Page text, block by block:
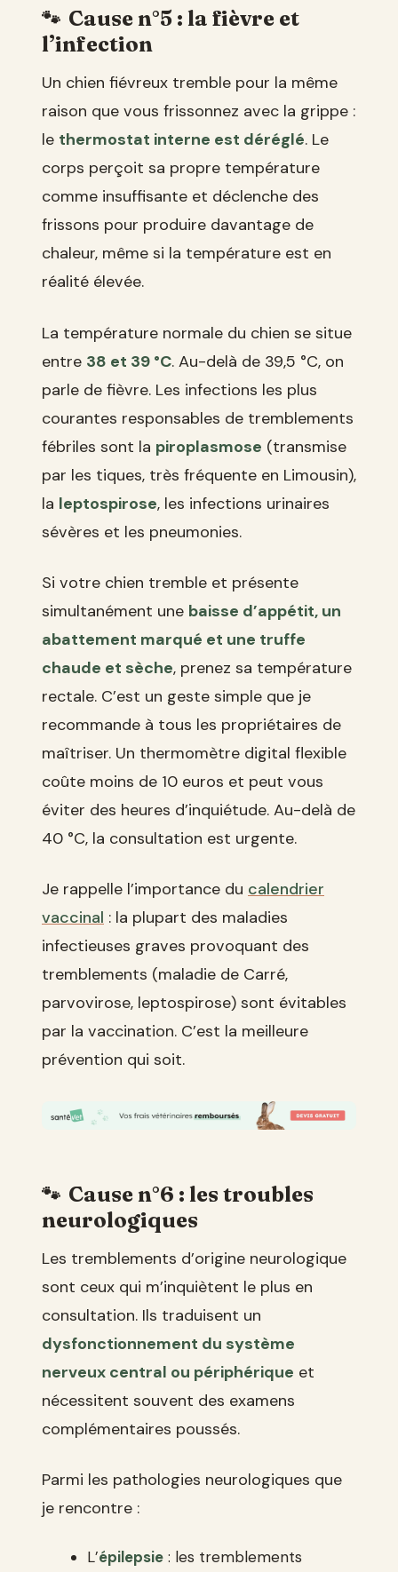
Cause n°5 : la fièvre et
l’infection
Un chien fiévreux tremble pour la même
raison que vous frissonnez avec la grippe :
le thermostat interne est déréglé. Le
corps perçoit sa propre température
comme insuffisante et déclenche des
frissons pour produire davantage de
chaleur, même si la température est en
réalité élevée.
La température normale du chien se situe
entre 38 et 39 °C. Au-delà de 39,5 °C, on
parle de fièvre. Les infections les plus
courantes responsables de tremblements
fébriles sont la piroplasmose (transmise
par les tiques, très fréquente en Limousin),
la leptospirose, les infections urinaires
sévères et les pneumonies.
Si votre chien tremble et présente
simultanément une baisse d’appétit, un
abattement marqué et une truffe
chaude et sèche, prenez sa température
rectale. C’est un geste simple que je
recommande à tous les propriétaires de
maîtriser. Un thermomètre digital flexible
coûte moins de 10 euros et peut vous
éviter des heures d’inquiétude. Au-delà de
40 °C, la consultation est urgente.
Je rappelle l’importance du calendrier
vaccinal : la plupart des maladies
infectieuses graves provoquant des
tremblements (maladie de Carré,
parvovirose, leptospirose) sont évitables
par la vaccination. C’est la meilleure
prévention qui soit.
Cause n°6 : les troubles
neurologiques
Les tremblements d’origine neurologique
sont ceux qui m’inquiètent le plus en
consultation. Ils traduisent un
dysfonctionnement du système
nerveux central ou périphérique et
nécessitent souvent des examens
complémentaires poussés.
Parmi les pathologies neurologiques que
je rencontre :
L’épilepsie : les tremblements